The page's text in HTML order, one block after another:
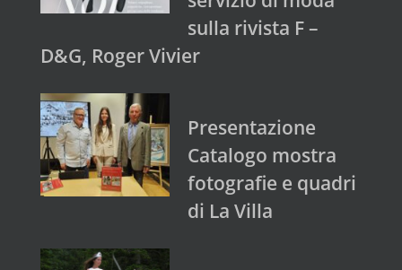
sulla rivista F –
D&G, Roger Vivier
Presentazione
Catalogo mostra
fotografie e quadri
di La Villa